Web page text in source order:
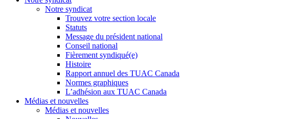
Notre syndicat
Trouvez votre section locale
Statuts
Message du président national
Conseil national
Fièrement syndiqué(e)
Histoire
Rapport annuel des TUAC Canada
Normes graphiques
L’adhésion aux TUAC Canada
Médias et nouvelles
Médias et nouvelles